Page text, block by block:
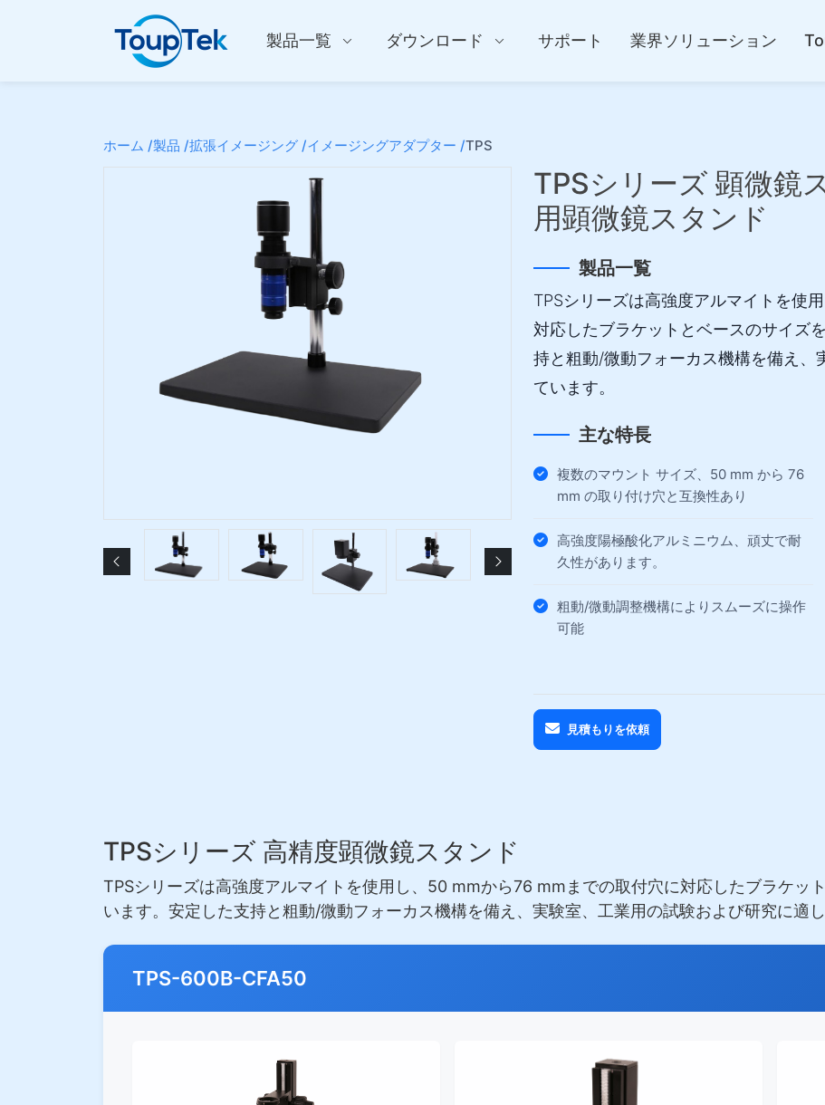
製品一覧 ダウンロード サポート 業界ソリューション
ホーム /製品 /拡張イメージング /イメージングアダプター /TPS
TPSシリーズ 顕微鏡
用顕微鏡スタンド
製品一覧
TPSシリーズは高強度アルマイトを使
対応したブラケットとベースのサイズ
持と粗動/微動フォーカス機構を備え、
ています。
主な特長
複数のマウント サイズ、50 mm から 76
mm の取り付け穴と互換性あり
高強度陽極酸化アルミニウム、頑丈で耐
久性があります。
粗動/微動調整機構によりスムーズに操作
可能
見積もりを依頼
TPSシリーズ 高精度顕微鏡スタンド
TPSシリーズは高強度アルマイトを使用し、50 mmから76 mmまでの取付穴に対応したブラケッ
います。安定した支持と粗動/微動フォーカス機構を備え、実験室、工業用の試験および研究に適し
TPS-600B-CFA50